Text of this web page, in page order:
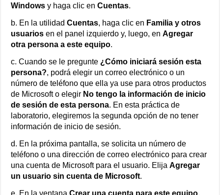
Windows y haga clic enCuentas.
b. En la utilidadCuentas, haga clic en Familia y otros
usuarios en el panel izquierdo y, luego, enAgregar
otra persona a este equipo.
c. Cuando se le pregunte ¿Cómo iniciará sesión esta
persona?, podrá elegir un correo electrónico o un
número de teléfono que ella ya use para otros productos
de Microsoft o elegir No tengo la información de inicio
de sesión de esta persona. En esta práctica de
laboratorio, elegiremos la segunda opción de no tener
información de inicio de sesión.
d. En la próxima pantalla, se solicita un número de
teléfono o una dirección de correo electrónico para crear
una cuenta de Microsoft para el usuario. ElijaAgregar
un usuario sin cuenta de Microsoft.